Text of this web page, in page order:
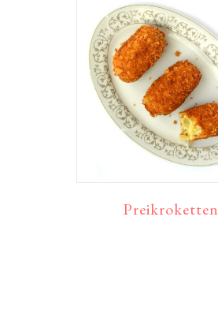
Preikroketten